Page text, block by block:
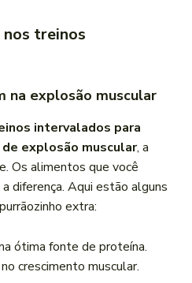
treinos
na explosão muscular
intervalados para
explosão muscular, a
Os alimentos que você
diferença. Aqui estão alguns
extra:
ótima fonte de proteína.
crescimento muscular.